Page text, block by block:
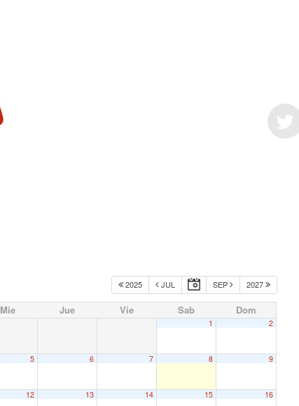
2025 JUL SEP 2027
Mie Jue Vie Sab Dom
1 2
5 6 7 8 9
12 13 14 15 16